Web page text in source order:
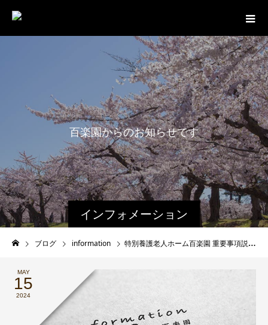
インフォメーション
百楽園からのお知らせです。
ブログ information 特別養護老人ホーム百楽園 重要事項説明書
MAY
15
2024